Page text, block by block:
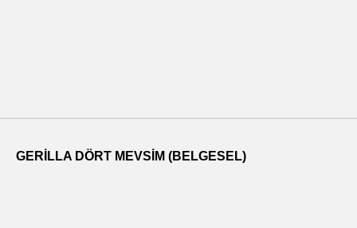
GERILLA DÖRT MEVSIM (BELGESEL)